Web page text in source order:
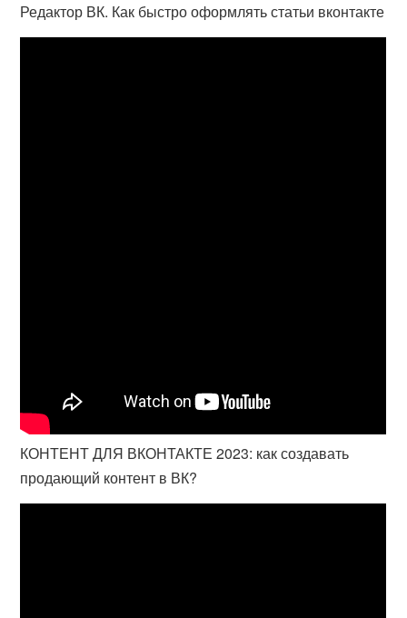
Редактор ВК. Как быстро оформлять статьи вконтакте
КОНТЕНТ ДЛЯ ВКОНТАКТЕ 2023: как создавать
продающий контент в ВК?